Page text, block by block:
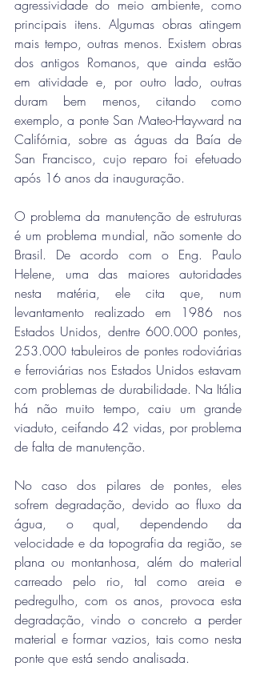
agressividade do meio ambiente, como
principais itens. Algumas obras atingem
mais tempo, outras menos. Existem obras
dos antigos Romanos, que ainda estão
em atividade e, por outro lado, outras
duram bem menos, citando como
exemplo, a ponte San Mateo-Hayward na
Califórnia, sobre as águas da Baía de
San Francisco, cujo reparo foi efetuado
após 16 anos da inauguração.
O problema da manutenção de estruturas
é um problema mundial, não somente do
Brasil. De acordo com o Eng. Paulo
Helene, uma das maiores autoridades
nesta matéria, ele cita que, num
levantamento realizado em 1986 nos
Estados Unidos, dentre 600.000 pontes,
253.000 tabuleiros de pontes rodoviárias
e ferroviárias nos Estados Unidos estavam
com problemas de durabilidade. Na Itália
há não muito tempo, caiu um grande
viaduto, ceifando 42 vidas, por problema
de falta de manutenção.
No caso dos pilares de pontes, eles
sofrem degradação, devido ao fluxo da
água, o qual, dependendo da
velocidade e da topografia da região, se
plana ou montanhosa, além do material
carreado pelo rio, tal como areia e
pedregulho, com os anos, provoca esta
degradação, vindo o concreto a perder
material e formar vazios, tais como nesta
ponte que está sendo analisada.